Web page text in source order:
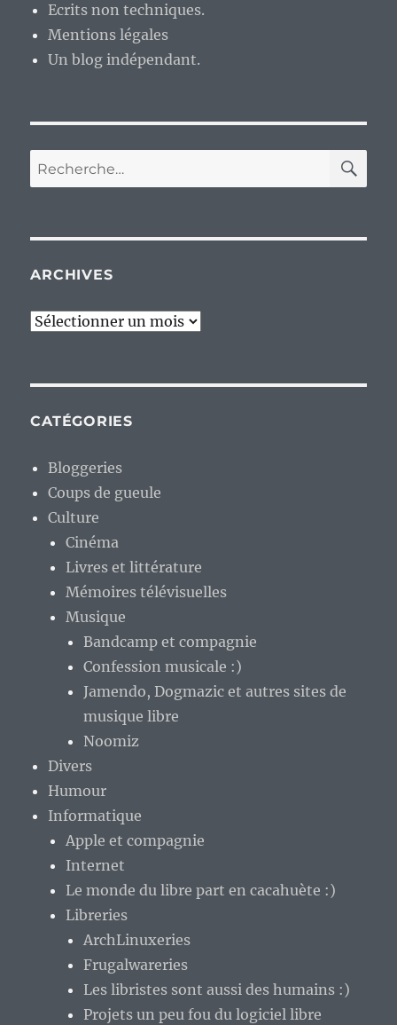
Ecrits non techniques.
Mentions légales
Un blog indépendant.
Recherche
pour :
ARCHIVES
Archives
CATÉGORIES
Bloggeries
Coups de gueule
Culture
Cinéma
Livres et littérature
Mémoires télévisuelles
Musique
Bandcamp et compagnie
Confession musicale :)
Jamendo, Dogmazic et autres sites de
musique libre
Noomiz
Divers
Humour
Informatique
Apple et compagnie
Internet
Le monde du libre part en cacahuète :)
Libreries
ArchLinuxeries
Frugalwareries
Les libristes sont aussi des humains :)
Projets un peu fou du logiciel libre